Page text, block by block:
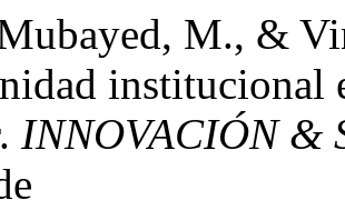
M., &
institucional
INNOVACIÓN &